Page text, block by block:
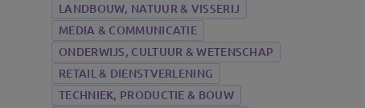
LANDBOUW, NATUUR & VISSERIJ
MEDIA & COMMUNICATIE
ONDERWIJS, CULTUUR & WETENSCHAP
RETAIL & DIENSTVERLENING
TECHNIEK, PRODUCTIE & BOUW